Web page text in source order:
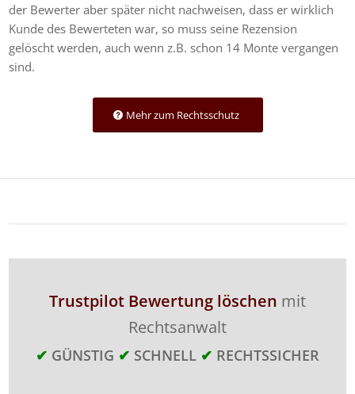
der Bewerter aber später nicht nachweisen, dass er wirklich
Kunde des Bewerteten war, so muss seine Rezension
gelöscht werden, auch wenn z.B. schon 14 Monte vergangen
sind.
Mehr zum Rechtsschutz
Trustpilot Bewertung löschen mit
Rechtsanwalt
✔ GÜNSTIG ✔ SCHNELL ✔ RECHTSSICHER